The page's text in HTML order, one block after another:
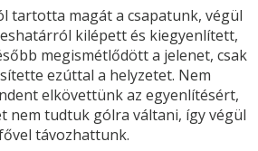
tartotta magát a csapatunk, végül
kilépett és kiegyenlített,
megismétlődött a jelenet, csak
ezúttal a helyzetet. Nem
elkövettünk az egyenlítésért,
nem tudtuk gólra váltani, így végül
távozhattunk.